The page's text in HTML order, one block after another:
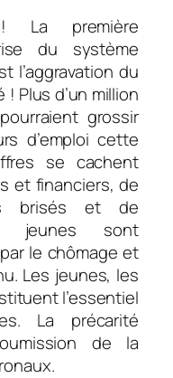
La première
du système
l’aggravation du
Plus d’un million
grossir
d’emploi cette
se cachent
et financiers, de
brisés et de
jeunes sont
le chômage et
Les jeunes, les
l’essentiel
La précarité
de la